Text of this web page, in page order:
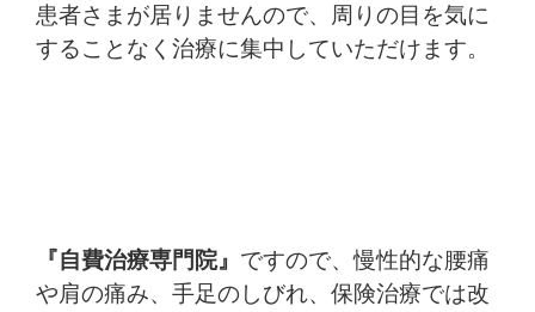
患者さまが居りませんので、周りの目を気に
することなく治療に集中していただけます。
『自費治療専門院』 ですので、慢性的な腰痛
や肩の痛み、手足のしびれ、保険治療では改